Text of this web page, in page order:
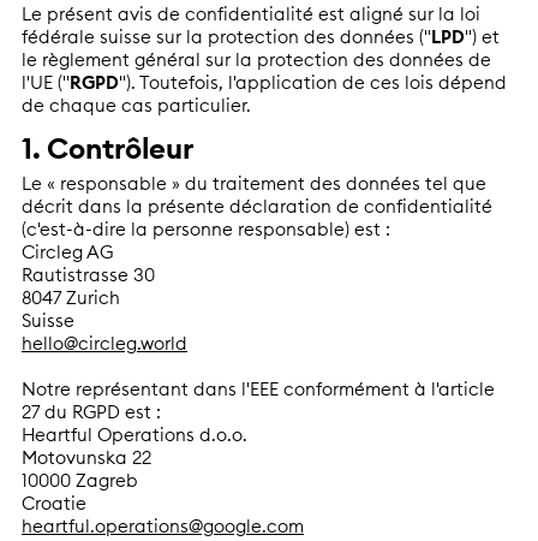
Le présent avis de confidentialité est aligné sur la loi
fédérale suisse sur la protection des données ("LPD") et
le règlement général sur la protection des données de
l'UE ("RGPD"). Toutefois, l'application de ces lois dépend
de chaque cas particulier.
1. Contrôleur
Le « responsable » du traitement des données tel que
décrit dans la présente déclaration de confidentialité
(c'est-à-dire la personne responsable) est :
Circleg AG
Rautistrasse 30
8047 Zurich
Suisse
hello@circleg.world
Notre représentant dans l'EEE conformément à l'article
27 du RGPD est :
Heartful Operations d.o.o.
Motovunska 22
10000 Zagreb
Croatie
heartful.operations@google.com